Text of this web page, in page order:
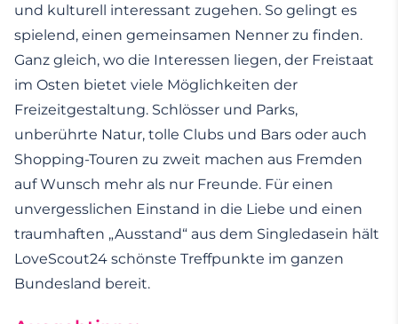
und kulturell interessant zugehen. So gelingt es
spielend, einen gemeinsamen Nenner zu finden.
Ganz gleich, wo die Interessen liegen, der Freistaat
im Osten bietet viele Möglichkeiten der
Freizeitgestaltung. Schlösser und Parks,
unberührte Natur, tolle Clubs und Bars oder auch
Shopping-Touren zu zweit machen aus Fremden
auf Wunsch mehr als nur Freunde. Für einen
unvergesslichen Einstand in die Liebe und einen
traumhaften „Ausstand“ aus dem Singledasein hält
LoveScout24 schönste Treffpunkte im ganzen
Bundesland bereit.